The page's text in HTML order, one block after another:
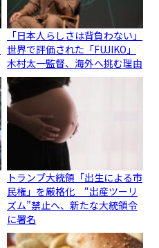
「日本人らしさは背負わない」
世界で評価された「FUJIKO」
木村太一監督、海外へ挑む理由
トランプ大統領「出生による市
民権」を厳格化 “出産ツーリ
ズム”禁止へ、新たな大統領令
に署名